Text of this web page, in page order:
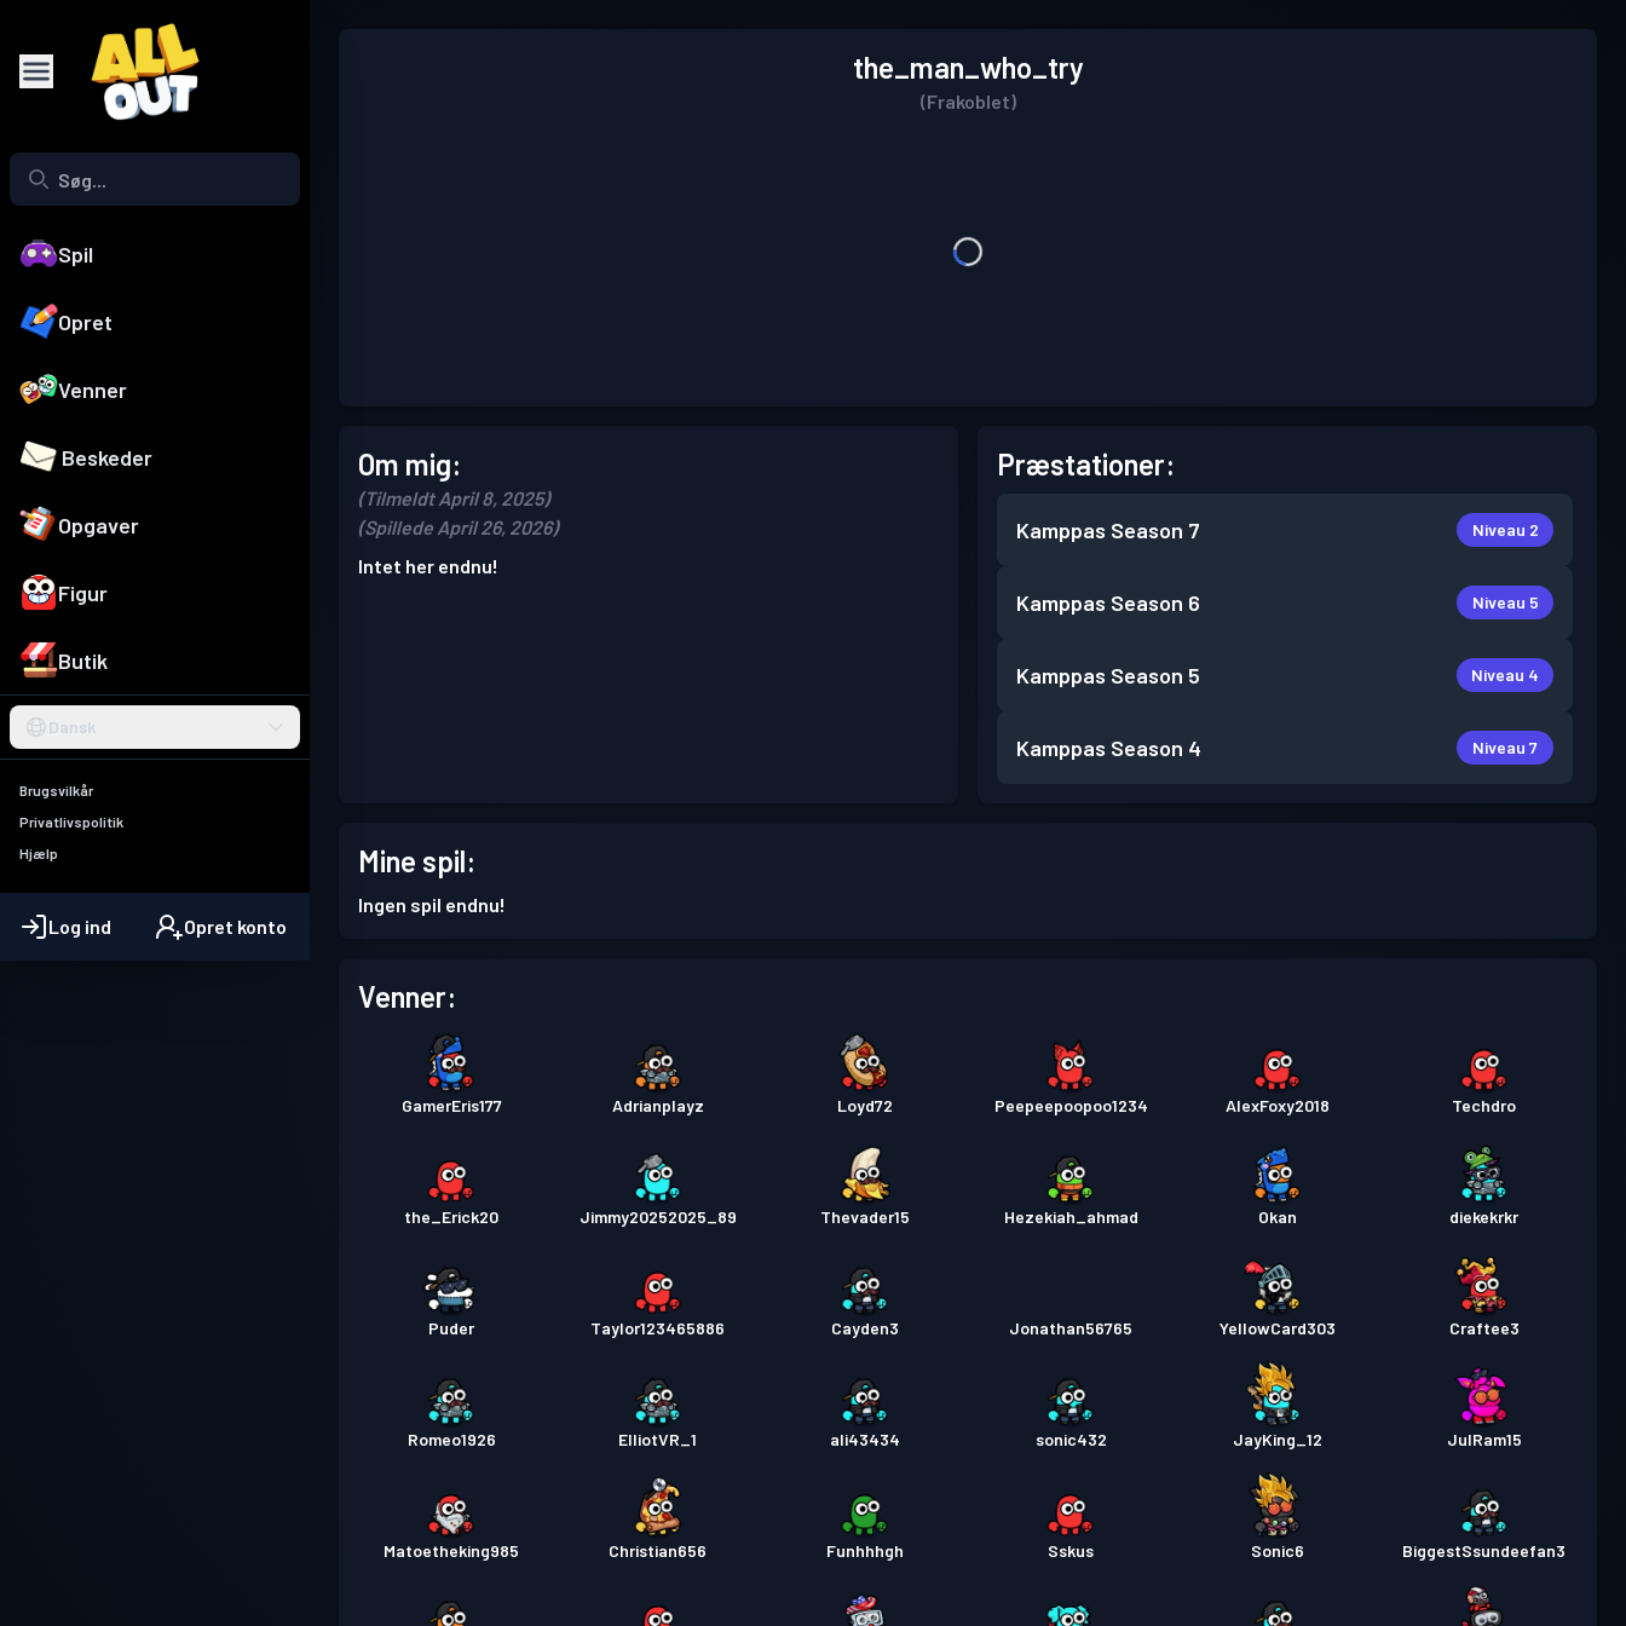
Spil
Opret
Venner
Beskeder
Opgaver
Figur
Butik
Dansk
Brugsvilkår
Privatlivspolitik
Hjælp
Log ind Opret konto
the_man_who_try
(Frakoblet)
Om mig:
(Tilmeldt April 8, 2025)
(Spillede April 26, 2026)
Intet her endnu!
Præstationer:
Kamppas Season 7 Niveau 2
Kamppas Season 6 Niveau 5
Kamppas Season 5 Niveau 4
Kamppas Season 4 Niveau 7
Mine spil:
Ingen spil endnu!
Venner:
GamerEris177 Adrianplayz Loyd72 Peepeepoopoo1234 AlexFoxy2018 Techdro
the_Erick20 Jimmy20252025_89 Thevader15 Hezekiah_ahmad Okan diekekrkr
Puder Taylor123465886 Cayden3 Jonathan56765 YellowCard303 Craftee3
Romeo1926 ElliotVR_1 ali43434 sonic432 JayKing_12 JulRam15
Matoetheking985 Christian656 Funhhhgh Sskus Sonic6 BiggestSsundeefan3